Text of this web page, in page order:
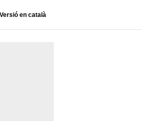
Versió en català